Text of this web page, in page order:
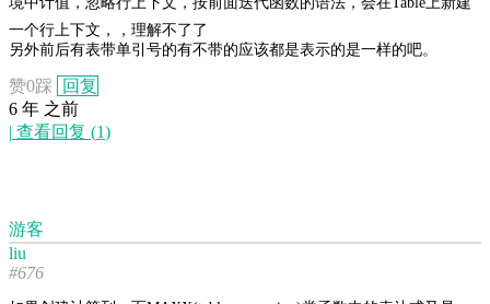
一个行上下文，，理解不了了
另外前后有表带单引号的有不带的应该都是表示的是一样的吧。
赞0踩
回复
6 年 之前
| 查看回复 (1)
游客
liu
#676